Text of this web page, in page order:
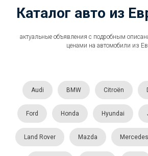
Каталог авто из
актуальные объявления с подробным
ценами на автомобили из
Audi BMW Citroën
Ford Honda Hyundai
Land Rover Mazda